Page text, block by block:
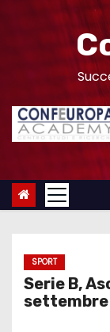
n
SPORT
Serie B,
settembre